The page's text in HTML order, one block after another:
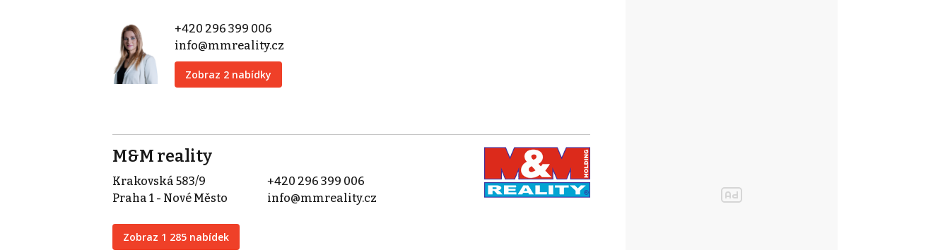
+420 296 399 006
info@mmreality.cz
Zobraz 2 nabídky
M&M reality
Krakovská 583/9
Praha 1 - Nové Město
Zobraz 1 285 nabídek
+420 296 399 006
info@mmreality.cz